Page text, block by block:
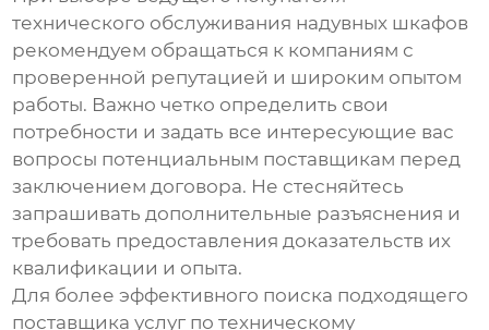
технического обслуживания надувных шкафов
рекомендуем обращаться к компаниям с
проверенной репутацией и широким опытом
работы. Важно четко определить свои
потребности и задать все интересующие вас
вопросы потенциальным поставщикам перед
заключением договора. Не стесняйтесь
запрашивать дополнительные разъяснения и
требовать предоставления доказательств их
квалификации и опыта.
Для более эффективного поиска подходящего
поставщика услуг по техническому